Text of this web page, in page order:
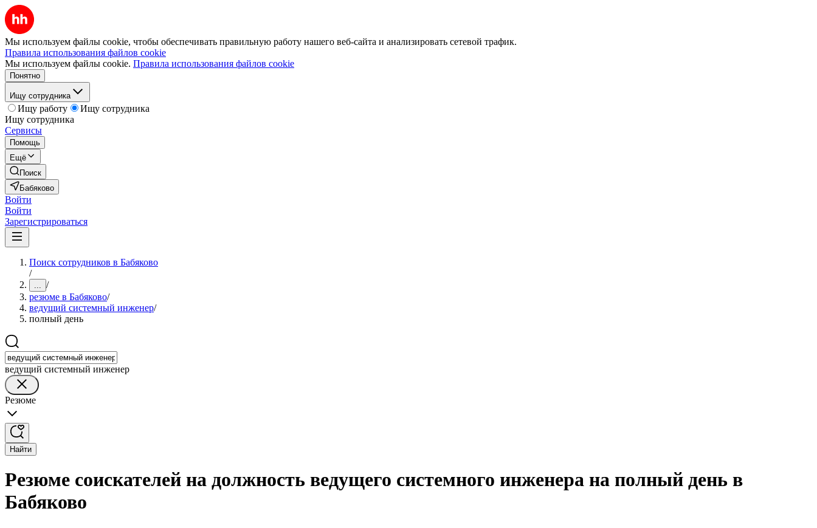
Мы используем файлы cookie, чтобы обеспечивать правильную работу нашего веб-сайта и анализировать сетевой трафик.
Правила использования файлов cookie
Мы используем файлы cookie. Правила использования файлов cookie
Понятно
Ищу сотрудника
Ищу работу
Ищу сотрудника
Ищу сотрудника
Сервисы
Помощь
Ещё
Поиск
Бабяково
Войти
Войти
Зарегистрироваться
Поиск сотрудников в Бабяково
/
... /
резюме в Бабяково/
ведущий системный инженер/
полный день
ведущий системный инженер
Резюме
Найти
Резюме соискателей на должность ведущего системного инженера на полный день в
Бабяково